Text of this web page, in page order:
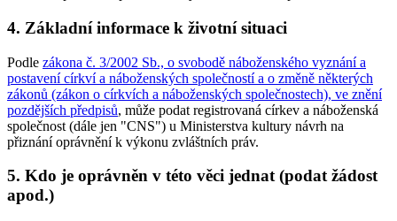
4. Základní informace k životní situaci
Podle zákona č. 3/2002 Sb., o svobodě náboženského vyznání a
postavení církví a náboženských společností a o změně některých
zákonů (zákon o církvích a náboženských společnostech), ve znění
pozdějších předpisů, může podat registrovaná církev a náboženská
společnost (dále jen "CNS") u Ministerstva kultury návrh na
přiznání oprávnění k výkonu zvláštních práv.
5. Kdo je oprávněn v této věci jednat (podat žádost
apod.)